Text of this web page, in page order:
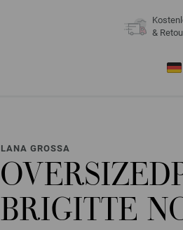
&
LANA GROSSA
BRIGITTE